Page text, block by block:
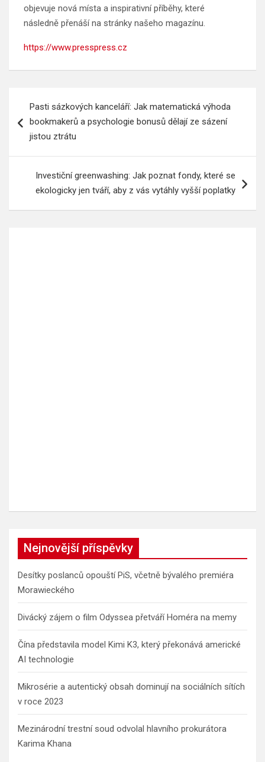
objevuje nová místa a inspirativní příběhy, které
následně přenáší na stránky našeho magazínu.
https://www.presspress.cz
pro
příspěvek
Pasti sázkových kanceláří: Jak matematická výhoda
bookmakerů a psychologie bonusů dělají ze sázení
jistou ztrátu
Investiční greenwashing: Jak poznat fondy, které se
ekologicky jen tváří, aby z vás vytáhly vyšší poplatky
Nejnovější příspěvky
Desítky poslanců opouští PiS, včetně bývalého premiéra
Morawieckého
Divácký zájem o film Odyssea přetváří Homéra na memy
Čína představila model Kimi K3, který překonává americké
AI technologie
Mikrosérie a autentický obsah dominují na sociálních sítích
v roce 2023
Mezinárodní trestní soud odvolal hlavního prokurátora
Karima Khana